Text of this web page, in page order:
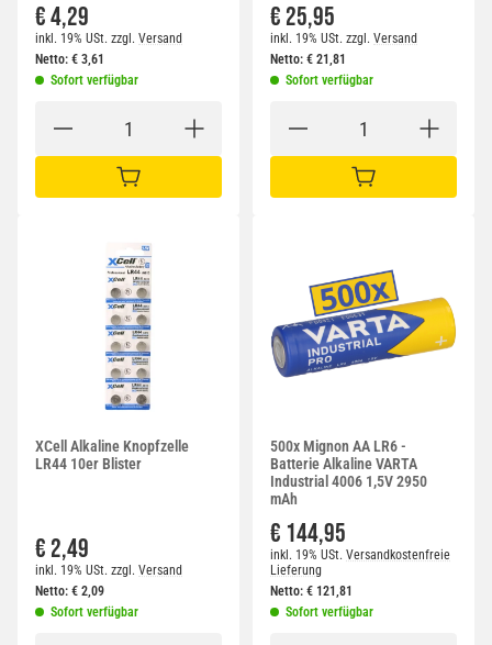
€ 4,29
inkl. 19% USt. zzgl. Versand
Netto: € 3,61
Sofort verfügbar
IN DEN WARENKORB
€ 25,95
inkl. 19% USt. zzgl. Versand
Netto: € 21,81
Sofort verfügbar
IN DEN WARENKORB
XCell Alkaline Knopfzelle
LR44 10er Blister
€ 2,49
inkl. 19% USt. zzgl. Versand
Netto: € 2,09
Sofort verfügbar
500x Mignon AA LR6 -
Batterie Alkaline VARTA
Industrial 4006 1,5V 2950
mAh
€ 144,95
inkl. 19% USt. Versandkostenfreie
Lieferung
Netto: € 121,81
Sofort verfügbar